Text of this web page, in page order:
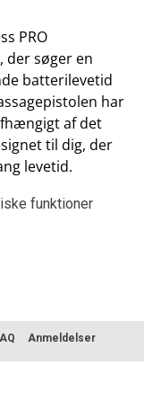
PRO
der søger en
batterilevetid
har
af det
til dig, der
levetid.
funktioner
Anmeldelser